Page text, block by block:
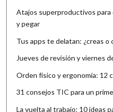
Atajos superproductivos
y pegar
Tus apps te delatan: ¿creas o
Jueves de revisión y viernes
Orden físico y ergonomía: 12
31 consejos TIC para un
La vuelta al trabajo: 10 ideas